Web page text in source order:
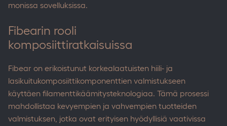
monissa sovelluksissa.
Fibearin rooli
komposiittiratkaisuissa
Fibear on erikoistunut korkealaatuisten hiili- ja
lasikuitukomposiittikomponenttien valmistukseen
käyttäen filamenttikäämitysteknologiaa. Tämä prosessi
mahdollistaa kevyempien ja vahvempien tuotteiden
valmistuksen, jotka ovat erityisen hyödyllisiä vaativissa